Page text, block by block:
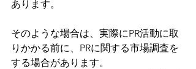
あります。
そのような場合は、実際にPR活動に取
りかかる前に、PRに関する市場調査を
する場合があります。